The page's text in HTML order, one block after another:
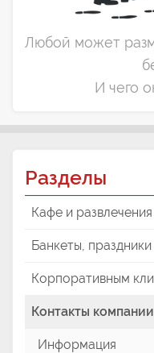
Любой может
И чего
Разделы
Кафе и развлечения
Банкеты, праздники
Корпоративным
Контакты компании
Информация